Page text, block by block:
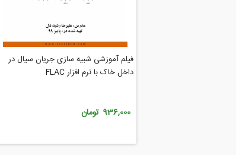
فیلم آموزشی شبیه سازی جریان سیال در
داخل خاک با نرم افزار FLAC
936,000 تومان